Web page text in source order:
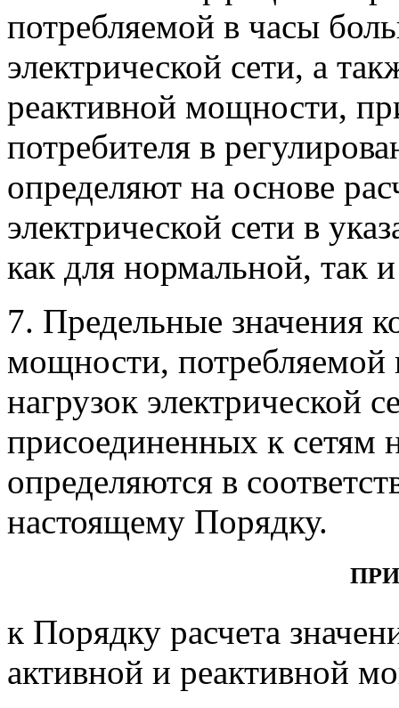
потребляемой в часы
электрической сети, а
реактивной мощности,
потребителя в
определяют на основе
электрической сети в
как для нормальной, так
7. Предельные значения
мощности,
нагрузок электрической
присоединенных к
определяются в
настоящему Порядку.
к Порядку расчета
активной и реактивной